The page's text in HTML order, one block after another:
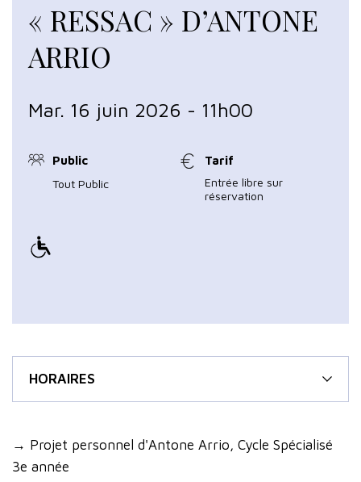
« RESSAC » D’ANTONE
ARRIO
Mar. 16 juin 2026 - 11h00
Public
Tout Public
Tarif
Entrée libre sur
réservation
HORAIRES
→ Projet personnel d'Antone Arrio, Cycle Spécialisé
3e année